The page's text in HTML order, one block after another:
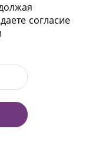
220114
(+375 17)
согласие